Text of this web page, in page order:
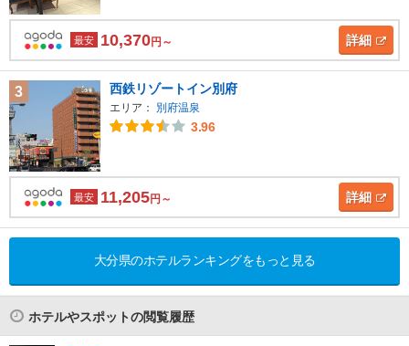
最安 10,370円～ 詳細
3 西鉄リゾートイン別府
エリア： 別府温泉
3.96
最安 11,205円～ 詳細
大分県のホテルランキングをもっと見る
ホテルやスポットの閲覧履歴